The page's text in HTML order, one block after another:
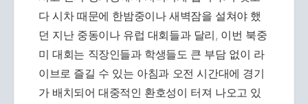
다 시차 때문에 한밤중이나 새벽잠을 설쳐야 했
던 지난 중동이나 유럽 대회들과 달리, 이번 북중
미 대회는 직장인들과 학생들도 큰 부담 없이 라
이브로 즐길 수 있는 아침과 오전 시간대에 경기
가 배치되어 대중적인 환호성이 터져 나오고 있